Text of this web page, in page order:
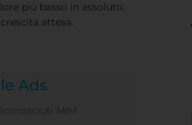
più basso in assoluto:
attesa.
Ads
MIM